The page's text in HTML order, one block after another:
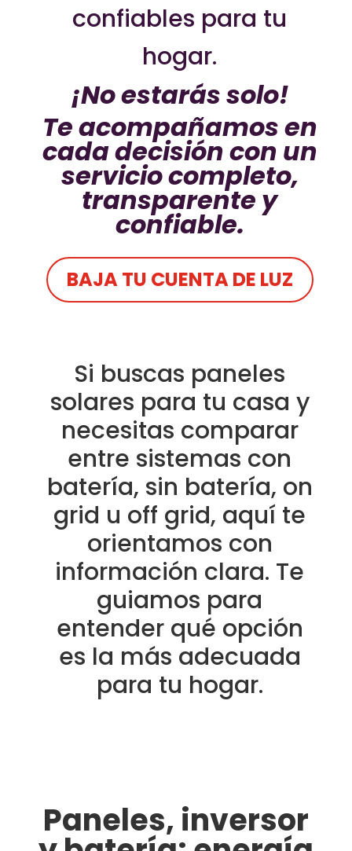
confiables para tu
hogar.
¡No estarás solo!
Te acompañamos en
cada decisión con un
servicio completo,
transparente y
confiable.
BAJA TU CUENTA DE LUZ
Si buscas paneles
solares para tu casa y
necesitas comparar
entre sistemas con
batería, sin batería, on
grid u off grid, aquí te
orientamos con
información clara. Te
guiamos para
entender qué opción
es la más adecuada
para tu hogar.
Paneles, inversor